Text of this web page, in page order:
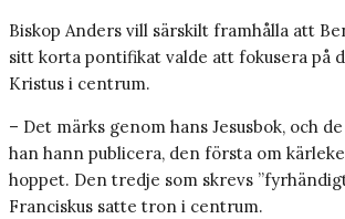
Biskop Anders vill särskilt framhålla att
sitt korta pontifikat valde att fokusera på
Kristus i centrum.
– Det märks genom hans Jesusbok, och
han hann publicera, den första om
hoppet. Den tredje som skrevs
Franciskus satte tron i centrum.